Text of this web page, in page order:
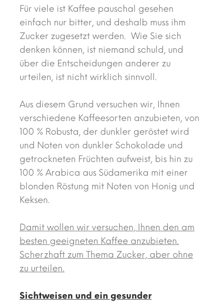
Für viele ist Kaffee pauschal gesehen
einfach nur bitter, und deshalb muss ihm
Zucker zugesetzt werden. Wie Sie sich
denken können, ist niemand schuld, und
über die Entscheidungen anderer zu
urteilen, ist nicht wirklich sinnvoll.
Aus diesem Grund versuchen wir, Ihnen
verschiedene Kaffeesorten anzubieten, von
100 % Robusta, der dunkler geröstet wird
und Noten von dunkler Schokolade und
getrockneten Früchten aufweist, bis hin zu
100 % Arabica aus Südamerika mit einer
blonden Röstung mit Noten von Honig und
Keksen.
Damit wollen wir versuchen, Ihnen den am
besten geeigneten Kaffee anzubieten.
Scherzhaft zum Thema Zucker, aber ohne
zu urteilen.
Sichtweisen und ein gesunder